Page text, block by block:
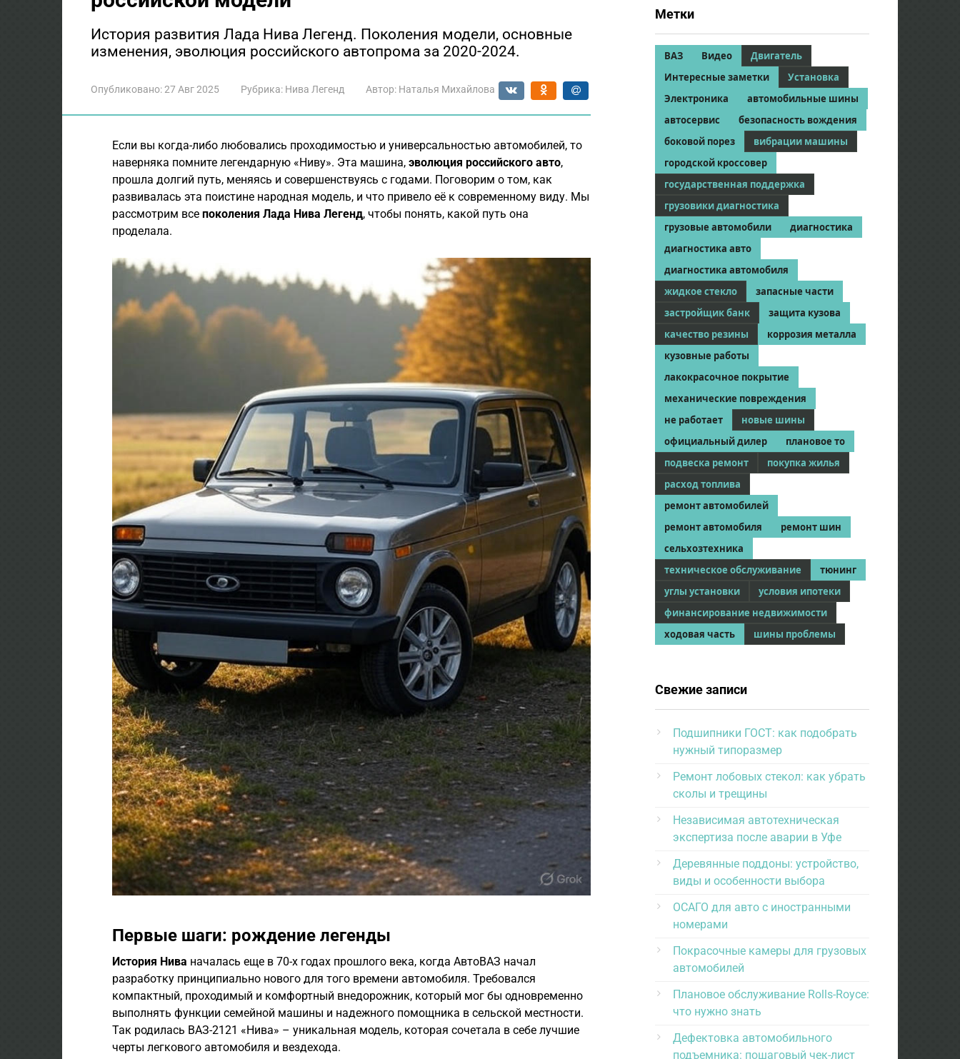
История развития Лада Нива Легенд. Поколения модели, основные
изменения, эволюция российского автопрома за 2020-2024.
Опубликовано:27 Авг 2025 Рубрика: Нива Легенд Автор: Наталья Михайлова
Если вы когда-либо любовались проходимостью и универсальностью автомобилей, то
наверняка помните легендарную «Ниву». Эта машина, эволюция российского авто,
прошла долгий путь, меняясь и совершенствуясь с годами. Поговорим о том, как
развивалась эта поистине народная модель, и что привело её к современному виду. Мы
рассмотрим все поколения Лада Нива Легенд, чтобы понять, какой путь она
проделала.
Первые шаги: рождение легенды
История Нива началась еще в 70-х годах прошлого века, когда АвтоВАЗ начал
разработку принципиально нового для того времени автомобиля. Требовался
компактный, проходимый и комфортный внедорожник, который мог бы одновременно
выполнять функции семейной машины и надежного помощника в сельской местности.
Так родилась ВАЗ-2121 «Нива» – уникальная модель, которая сочетала в себе лучшие
черты легкового автомобиля и вездехода.
Метки
ВАЗ Видео
Двигатель
Интересные заметки
Установка
Электроника
автомобильные шины
автосервис
безопасность вождения
боковой порез
вибрации машины
городской кроссовер
государственная поддержка
грузовики диагностика
грузовые автомобили
диагностика
диагностика авто
диагностика автомобиля
жидкое стекло
запасные части
застройщик банк
защита кузова
качество резины
коррозия металла
кузовные работы
лакокрасочное покрытие
механические повреждения
не работает
новые шины
официальный дилер
плановое то
подвеска ремонт
покупка жилья
расход топлива
ремонт автомобилей
ремонт автомобиля
ремонт шин
сельхозтехника
техническое обслуживание
тюнинг
углы установки
условия ипотеки
финансирование недвижимости
ходовая часть
шины проблемы
Свежие записи
Подшипники ГОСТ: как подобрать
нужный типоразмер
Ремонт лобовых стекол: как убрать
сколы и трещины
Независимая автотехническая
экспертиза после аварии в Уфе
Деревянные поддоны: устройство,
виды и особенности выбора
ОСАГО для авто с иностранными
номерами
Покрасочные камеры для грузовых
автомобилей
Плановое обслуживание Rolls-Royce:
что нужно знать
Дефектовка автомобильного
подъемника: пошаговый чек-лист